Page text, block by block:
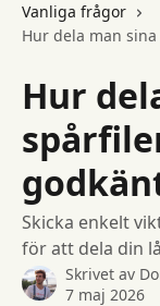
Vanliga frågor
Hur dela man
Hur
Skicka enkelt
för att dela din
Skrivet av
7 maj 2026